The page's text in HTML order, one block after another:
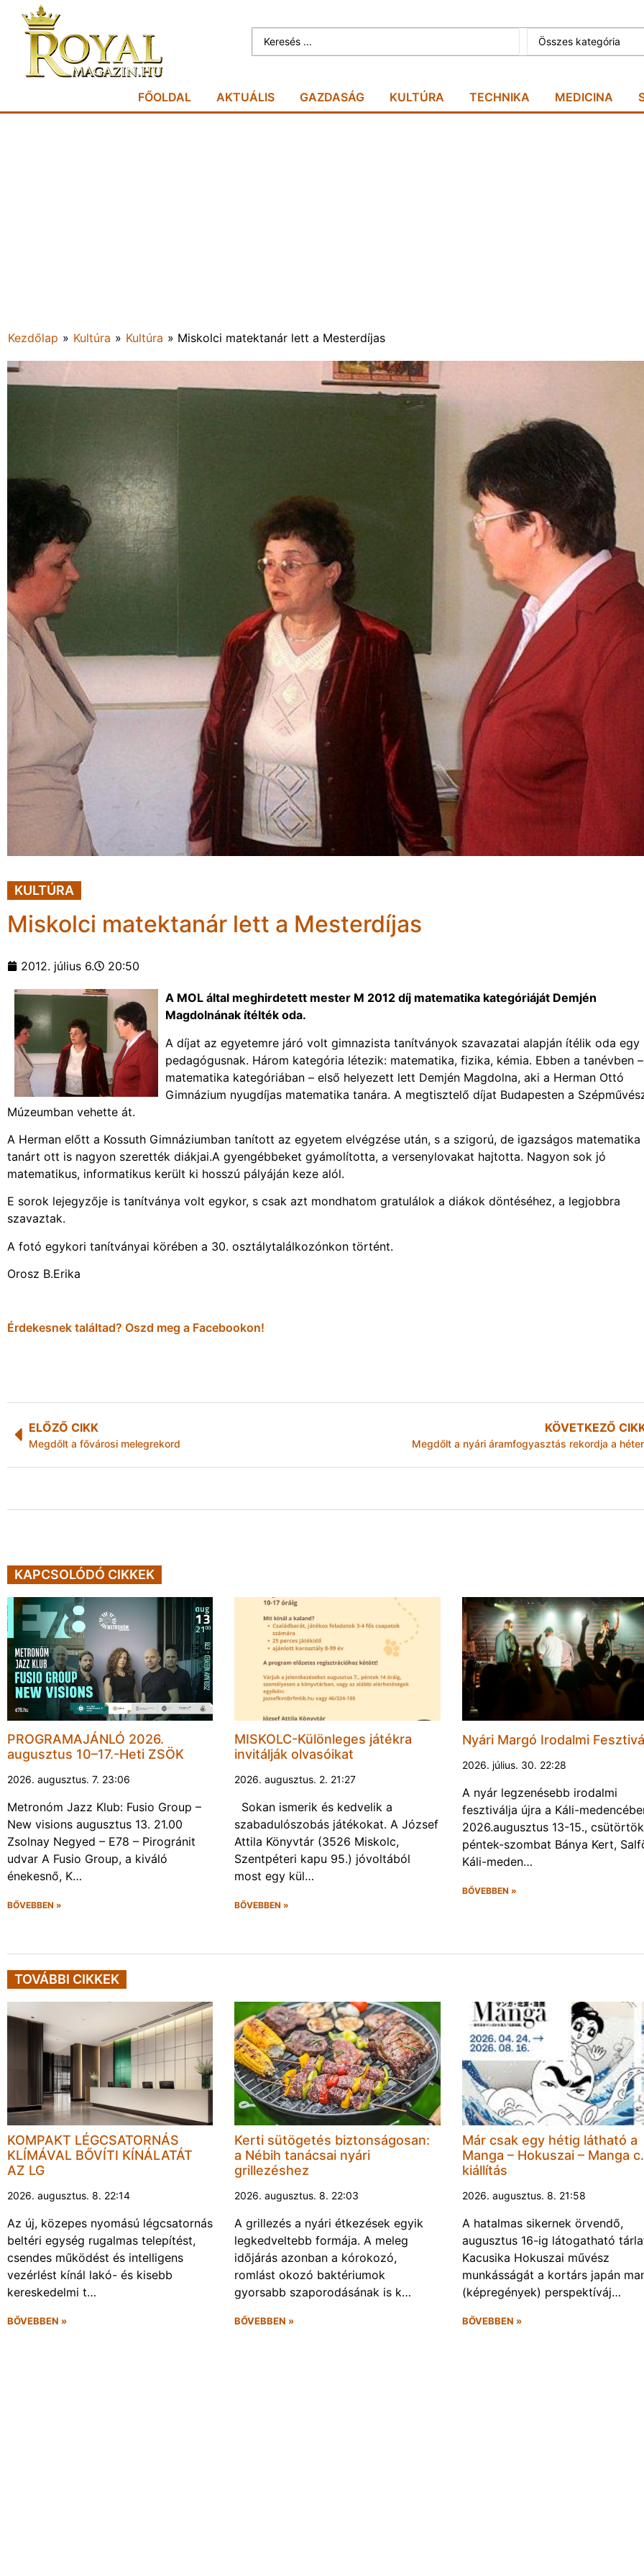
Összes kategória
FŐOLDAL AKTUÁLIS GAZDASÁG KULTÚRA TECHNIKA MEDICINA
Kezdőlap » Kultúra » Kultúra » Miskolci matektanár lett a Mesterdíjas
KULTÚRA
Miskolci matektanár lett a Mesterdíjas
2012. július 6. 20:50
A MOL által meghirdetett mester M 2012 díj matematika kategóriáját Demjén
Magdolnának ítélték oda.
A díjat az egyetemre járó volt gimnazista tanítványok szavazatai alapján ítélik oda egy
pedagógusnak. Három kategória létezik: matematika, fizika, kémia. Ebben a tanévben –
matematika kategóriában – első helyezett lett Demjén Magdolna, aki a Herman Ottó
Gimnázium nyugdíjas matematika tanára. A megtisztelő díjat Budapesten a
Múzeumban vehette át.
A Herman előtt a Kossuth Gimnáziumban tanított az egyetem elvégzése után, s a szigorú, de igazságos matematika
tanárt ott is nagyon szerették diákjai.A gyengébbeket gyámolította, a versenylovakat hajtotta. Nagyon sok jó
matematikus, informatikus került ki hosszú pályáján keze alól.
E sorok lejegyzője is tanítványa volt egykor, s csak azt mondhatom gratulálok a diákok döntéséhez, a legjobbra
szavaztak.
A fotó egykori tanítványai körében a 30. osztálytalálkozónkon történt.
Orosz B.Erika
Érdekesnek találtad? Oszd meg a Facebookon!
ELŐZŐ CIKK
Megdőlt a fővárosi melegrekord
KÖVETKEZŐ
Megdőlt a nyári áramfogyasztás rekordja a
KAPCSOLÓDÓ CIKKEK
PROGRAMAJÁNLÓ 2026.
augusztus 10–17.-Heti ZSÖK
2026. augusztus. 7. 23:06
Metronóm Jazz Klub: Fusio Group –
New visions augusztus 13. 21.00
Zsolnay Negyed – E78 – Pirogránit
udvar A Fusio Group, a kiváló
énekesnő, K…
BŐVEBBEN »
MISKOLC-Különleges játékra
invitálják olvasóikat
2026. augusztus. 2. 21:27
Sokan ismerik és kedvelik a
szabadulószobás játékokat. A József
Attila Könyvtár (3526 Miskolc,
Szentpéteri kapu 95.) jóvoltából
most egy kül…
BŐVEBBEN »
Nyári Margó Irodalmi
2026. július. 30. 22:28
A nyár legzenésebb irodalmi
fesztiválja újra a Káli-
2026.augusztus 13-15.,
péntek-szombat Bánya Kert,
Káli-meden…
BŐVEBBEN »
TOVÁBBI CIKKEK
KOMPAKT LÉGCSATORNÁS
KLÍMÁVAL BŐVÍTI KÍNÁLATÁT
AZ LG
2026. augusztus. 8. 22:14
Az új, közepes nyomású légcsatornás
beltéri egység rugalmas telepítést,
csendes működést és intelligens
vezérlést kínál lakó- és kisebb
kereskedelmi t…
BŐVEBBEN »
Kerti sütögetés biztonságosan:
a Nébih tanácsai nyári
grillezéshez
2026. augusztus. 8. 22:03
A grillezés a nyári étkezések egyik
legkedveltebb formája. A meleg
időjárás azonban a kórokozó,
romlást okozó baktériumok
gyorsabb szaporodásának is k…
BŐVEBBEN »
Már csak egy hétig látható a
Manga – Hokuszai – Manga c.
kiállítás
2026. augusztus. 8. 21:58
A hatalmas sikernek örvendő,
augusztus 16-ig látogatható
Kacusika Hokuszai művész
munkásságát a kortárs japán
(képregények) perspektíváj…
BŐVEBBEN »